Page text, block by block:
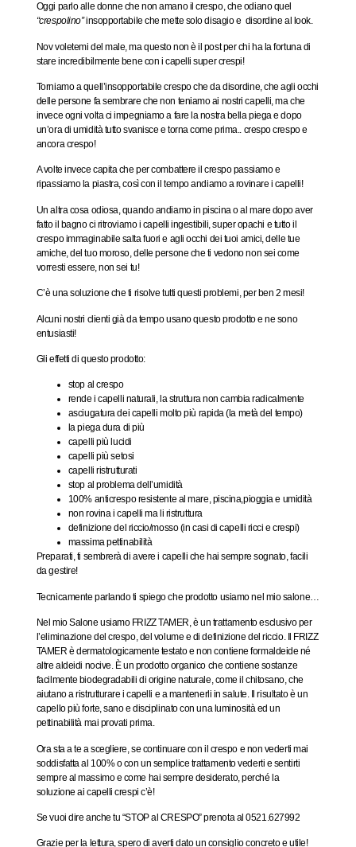
Oggi parlo alle donne chenon amano il crespo, che odiano quel
“crespolino”insopportabile che mette solo disagio e disordine al look.
Nov voletemi del male, ma questo non è il post per chi ha la fortuna di
stare incredibilmente bene con i capelli super crespi!
Torniamo a quell’insopportabile crespo che da disordine, che agli occhi
delle persone fa sembrare che non teniamo ai nostri capelli, ma che
invece ogni volta ci impegniamo a fare la nostra bella piega e dopo
un’ora di umidità tutto svanisce e torna come prima.. crespo crespo e
ancora crespo!
A volte invece capita che per combattere il crespo passiamo e
ripassiamo la piastra, così con il tempo andiamo a rovinare i capelli!
Un altra cosa odiosa, quando andiamo in piscina o al mare dopo aver
fatto il bagno ci ritroviamo i capelli ingestibili, super opachi e tutto il
crespo immaginabile salta fuori e agli occhi dei tuoi amici, delle tue
amiche, del tuo moroso, delle persone che ti vedono non sei come
vorresti essere, non sei tu!
C’è una soluzione che ti risolve tutti questi problemi, per ben 2 mesi!
Alcuni nostri clienti già da tempo usano questo prodotto e ne sono
entusiasti!
Gli effetti di questo prodotto:
stop al crespo
rende i capelli naturali, la struttura non cambia radicalmente
asciugatura dei capelli molto più rapida (la metà del tempo)
la piega dura di più
capelli più lucidi
capelli più setosi
capelli ristrutturati
stop al problema dell’umidità
100% anticrespo resistente al mare, piscina,pioggia e umidità
non rovina i capelli ma li ristruttura
definizione del riccio/mosso (in casi di capelli ricci e crespi)
massima pettinabilità
Preparati, ti sembrerà di avere i capelli che hai sempre sognato, facili
da gestire!
Tecnicamente parlando ti spiego che prodotto usiamo nel mio salone…
Nel mio Salone usiamo FRIZZ TAMER, è un trattamento esclusivo per
l’eliminazione del crespo, del volume e di definizione del riccio. Il FRIZZ
TAMER è dermatologicamente testato e non contiene formaldeide né
altre aldeidi nocive. È un prodotto organico che contiene sostanze
facilmente biodegradabili di origine naturale, come il chitosano, che
aiutano a ristrutturare i capelli e a mantenerli in salute. Il risultato è un
capello più forte, sano e disciplinato con una luminosità ed un
pettinabilità mai provati prima.
Ora sta a te a scegliere, se continuare con il crespo e non vederti mai
soddisfatta al 100% o con un semplice trattamento vederti e sentirti
sempre al massimo e come hai sempre desiderato, perchéla
soluzione ai capelli crespi c’è!
Se vuoi dire anche tu “STOP al CRESPO” prenota al 0521.627992
Grazie per la lettura, spero di averti dato un consiglio concreto e utile!